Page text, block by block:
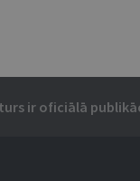
ir oficiālā